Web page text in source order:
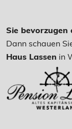
Sie bevorzugen
Dann schauen
Haus Lassen in